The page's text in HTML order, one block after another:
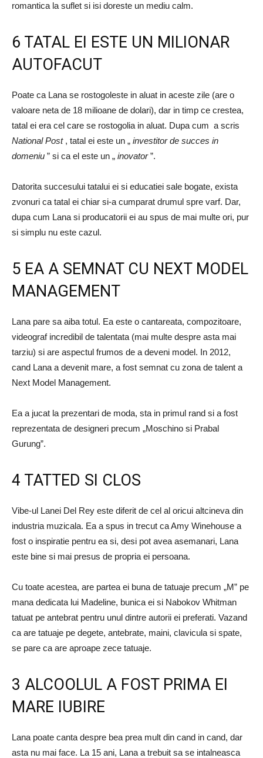
romantica la suflet si isi doreste un mediu calm.
6 TATAL EI ESTE UN MILIONAR
AUTOFACUT
Poate ca Lana se rostogoleste in aluat in aceste zile (are o
valoare neta de 18 milioane de dolari), dar in timp ce crestea,
tatal ei era cel care se rostogolia in aluat. Dupa cum a scris
National Post, tatal ei este un „ investitor de succes in
domeniu ” si ca el este un „ inovator”.
Datorita succesului tatalui ei si educatiei sale bogate, exista
zvonuri ca tatal ei chiar si-a cumparat drumul spre varf. Dar,
dupa cum Lana si producatorii ei au spus de mai multe ori, pur
si simplu nu este cazul.
5 EA A SEMNAT CU NEXT MODEL
MANAGEMENT
Lana pare sa aiba totul. Ea este o cantareata, compozitoare,
videograf incredibil de talentata (mai multe despre asta mai
tarziu) si are aspectul frumos de a deveni model. In 2012,
cand Lana a devenit mare, a fost semnat cu zona de talent a
Next Model Management.
Ea a jucat la prezentari de moda, sta in primul rand si a fost
reprezentata de designeri precum „Moschino si Prabal
Gurung”.
4 TATTED SI CLOS
Vibe-ul Lanei Del Rey este diferit de cel al oricui altcineva din
industria muzicala. Ea a spus in trecut ca Amy Winehouse a
fost o inspiratie pentru ea si, desi pot avea asemanari, Lana
este bine si mai presus de propria ei persoana.
Cu toate acestea, are partea ei buna de tatuaje precum „M” pe
mana dedicata lui Madeline, bunica ei si Nabokov Whitman
tatuat pe antebrat pentru unul dintre autorii ei preferati. Vazand
ca are tatuaje pe degete, antebrate, maini, clavicula si spate,
se pare ca are aproape zece tatuaje.
3 ALCOOLUL A FOST PRIMA EI
MARE IUBIRE
Lana poate canta despre bea prea mult din cand in cand, dar
asta nu mai face. La 15 ani, Lana a trebuit sa se intalneasca